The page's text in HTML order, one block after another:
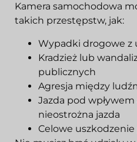
Kamera samochodowa
takich przestępstw, jak:
Wypadki drogowe z
Kradzież lub
publicznych
Agresja między
Jazda pod
nieostrożna jazda
Celowe